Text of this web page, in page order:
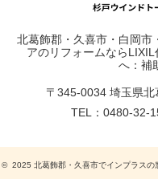
北葛飾郡・久喜市・白岡市
アのリフォームなら
へ：補
〒345-0034 埼玉県
TEL：0480-32-
© 2025 北葛飾郡・久喜市でインプラスの